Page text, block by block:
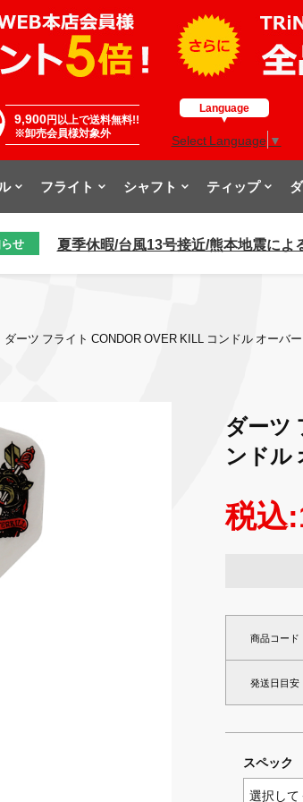
9,900円以上で送料無料!!
※卸売会員様対象外
Language
Select Language ▼
フライト シャフト ティップ
せ 夏季休暇/台風13号接近/熊本地震によ
ダーツ フライト CONDOR OVER KILL コンドル オーバ
ダーツ
ンドル
税込
商品コード
発送日目安
スペック